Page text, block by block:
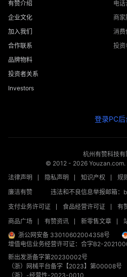
有赞介绍
企业文化
加入我们
合作联系
品牌物料
投资者关系
Investors
电
商
消费
投
登录PC后
杭州有赞科技有
© 2012 - 2026Youzan.com.
法律声明
隐私声明 知识产权 规
廉洁有赞
违法和不良信息举报邮箱
支付业务许可证
食品经营许可证 有
商品广场
有赞资讯 新零售文章
浙公网安备 33010602004358号
增值电信业务经营许可证：合字B2-
新出发浙备字第20230002号
（浙）网械平台备字【2023】第00008号
（浙）-经营性-2023-0010